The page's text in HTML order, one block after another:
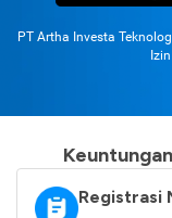
PT Artha Investa
Registrasi